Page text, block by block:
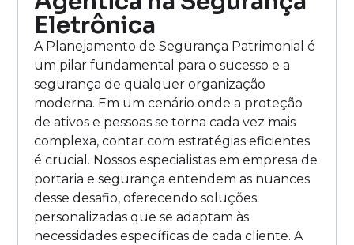
Eletrônica
A Planejamento de Segurança Patrimonial é
um pilar fundamental para o sucesso e a
segurança de qualquer organização
moderna. Em um cenário onde a proteção
de ativos e pessoas se torna cada vez mais
complexa, contar com estratégias eficientes
é crucial. Nossos especialistas em empresa de
portaria e segurança entendem as nuances
desse desafio, oferecendo soluções
personalizadas que se adaptam às
necessidades específicas de cada cliente. A